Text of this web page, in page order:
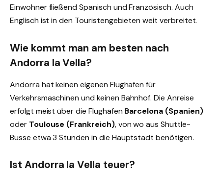
Einwohner fließend Spanisch und Französisch. Auch
Englisch ist in den Touristengebieten weit verbreitet.
Wie kommt man am besten nach
Andorra la Vella?
Andorra hat keinen eigenen Flughafen für
Verkehrsmaschinen und keinen Bahnhof. Die Anreise
erfolgt meist über die Flughäfen Barcelona (Spanien)
oder Toulouse (Frankreich), von wo aus Shuttle-
Busse etwa 3 Stunden in die Hauptstadt benötigen.
Ist Andorra la Vella teuer?